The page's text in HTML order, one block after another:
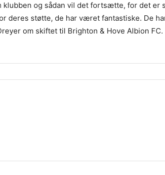
klubben og sådan vil det fortsætte, for det er
deres støtte, de har været fantastiske. De
om skiftet til Brighton & Hove Albion FC.